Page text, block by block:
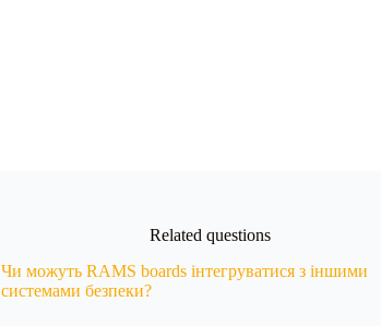
Related questions
Чи можуть RAMS boards інтегруватися з іншими
системами безпеки?